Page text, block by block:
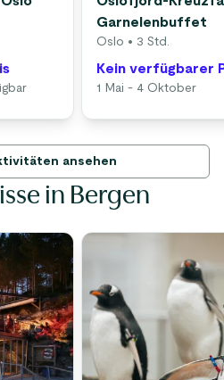
Garnelenbuffet
Oslo • 3 Std.
Kein verfügbarer
1 Mai - 4 Oktober
ansehen
in Bergen